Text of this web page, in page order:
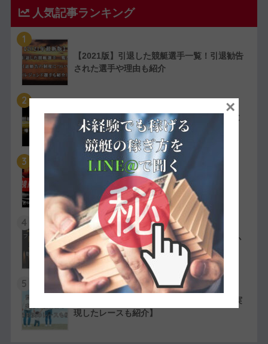
人気記事ランキング
1
【2021版】引退した競艇選手一覧！引退勧告
された選手や理由も紹介
2
競艇選手で競艇犬猿の仲と噂される人物まと
め！理由も動画付きで紹介
3
【実費で検証】競艇LINERの予想は凄かっ
た！特徴や評判・口コミを紹介
4
競艇選手の嫌われ者まとめ！ファン・選手か
ら嫌われている人物を紹介
5
競艇選手同士の夫婦11組一覧【夫婦対決が実
現したレースも紹介】
×